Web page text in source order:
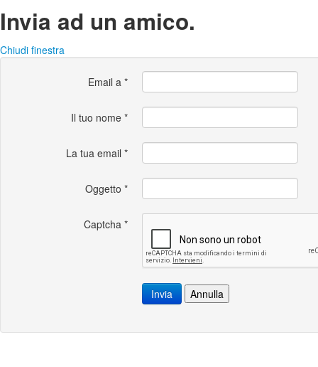
Invia ad un amico.
Chiudi finestra
Email a *
Il tuo nome *
La tua email *
Oggetto *
Captcha *
Invia Annulla